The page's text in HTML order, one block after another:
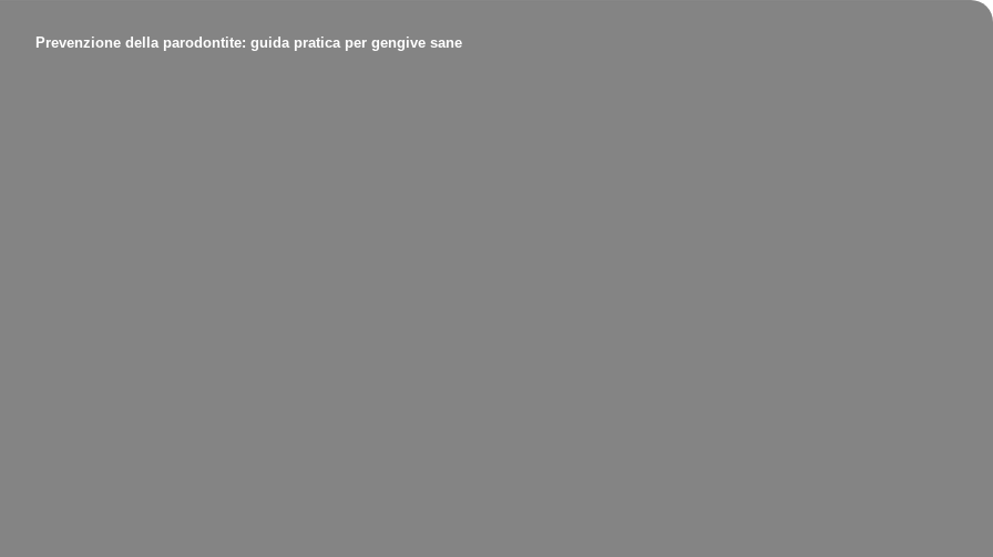
Prevenzione della parodontite: guida pratica per gengive sane